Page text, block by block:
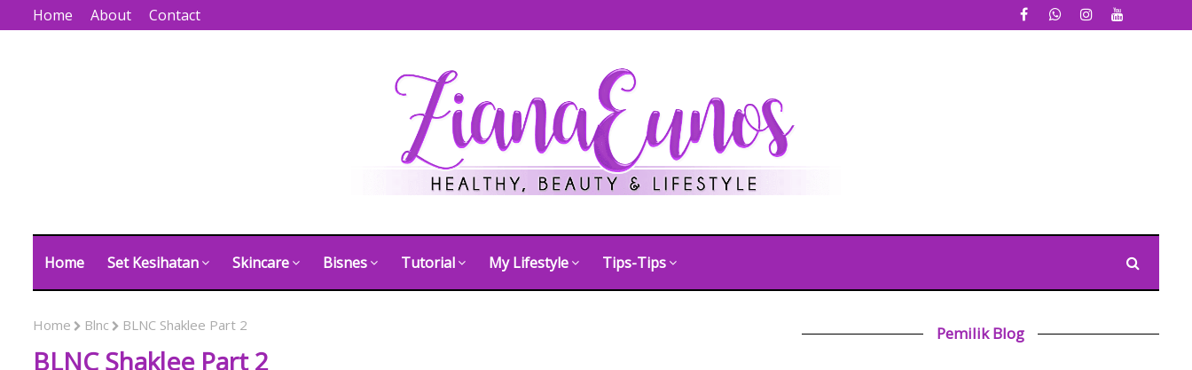
Home About Contact
Home Set Kesihatan Skincare Bisnes Tutorial My Lifestyle Tips-Tips
Home Blnc BLNC Shaklee Part 2
BLNC Shaklee Part 2
Pemilik Blog